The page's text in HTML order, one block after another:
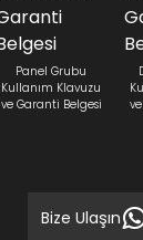
Panel Grubu
Kullanım Klavuzu
ve Garanti Belgesi
Bize Ulaşın